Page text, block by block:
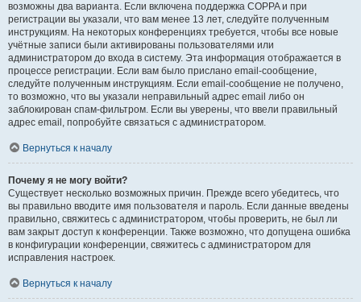
возможны два варианта. Если включена поддержка COPPA и при
регистрации вы указали, что вам менее 13 лет, следуйте полученным
инструкциям. На некоторых конференциях требуется, чтобы все новые
учётные записи были активированы пользователями или
администратором до входа в систему. Эта информация отображается в
процессе регистрации. Если вам было прислано email-сообщение,
следуйте полученным инструкциям. Если email-сообщение не получено,
то возможно, что вы указали неправильный адрес email либо он
заблокирован спам-фильтром. Если вы уверены, что ввели правильный
адрес email, попробуйте связаться с администратором.
Вернуться к началу
Почему я не могу войти?
Существует несколько возможных причин. Прежде всего убедитесь, что
вы правильно вводите имя пользователя и пароль. Если данные введены
правильно, свяжитесь с администратором, чтобы проверить, не был ли
вам закрыт доступ к конференции. Также возможно, что допущена ошибка
в конфигурации конференции, свяжитесь с администратором для
исправления настроек.
Вернуться к началу